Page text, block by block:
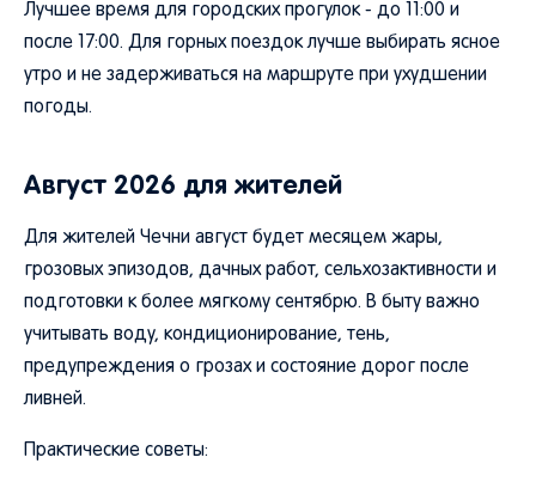
Лучшее время для городских прогулок - до 11:00 и
после 17:00. Для горных поездок лучше выбирать ясное
утро и не задерживаться на маршруте при ухудшении
погоды.
Август 2026 для жителей
Для жителей Чечни август будет месяцем жары,
грозовых эпизодов, дачных работ, сельхозактивности и
подготовки к более мягкому сентябрю. В быту важно
учитывать воду, кондиционирование, тень,
предупреждения о грозах и состояние дорог после
ливней.
Практические советы: